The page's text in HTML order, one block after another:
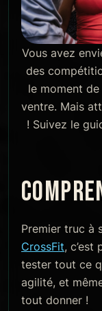
Vous avez
des
le moment
ventre. Mais
! Suivez le
Premier truc à
CrossFit, c’est
tester tout ce
agilité, et
tout donner !